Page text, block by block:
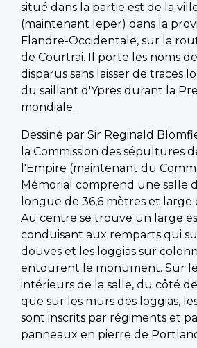
situé dans la partie est de la
(maintenant Ieper) dans la
Flandre-Occidentale, sur la
de Courtrai. Il porte les noms
disparus sans laisser de traces
du saillant d'Ypres durant la
mondiale.
Dessiné par Sir Reginald
la Commission des sépultures
l'Empire (maintenant du
Mémorial comprend une salle
longue de 36,6 mètres et large
Au centre se trouve un large
conduisant aux remparts qui
douves et les loggias sur
entourent le monument. Sur
intérieurs de la salle, du côté de
que sur les murs des loggias,
sont inscrits par régiments et
panneaux en pierre de